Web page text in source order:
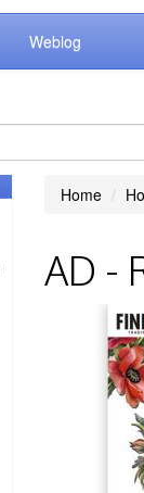
Weblog
Home
AD -